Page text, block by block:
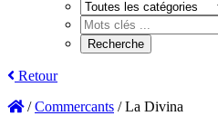
Retour
/Commercants /La Divina